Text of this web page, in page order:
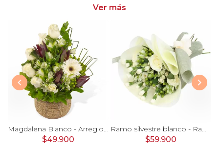
momentos de pérdida.
Ver más
Magdalena Blanco - Arreglo floral con rosas, gerbera y astromelias blancas
$49.900
Ramo silvestre blanco - Ramo de flores circular con rosas blancas, claveles blancos, astromelias e hypericum verde
$59.900